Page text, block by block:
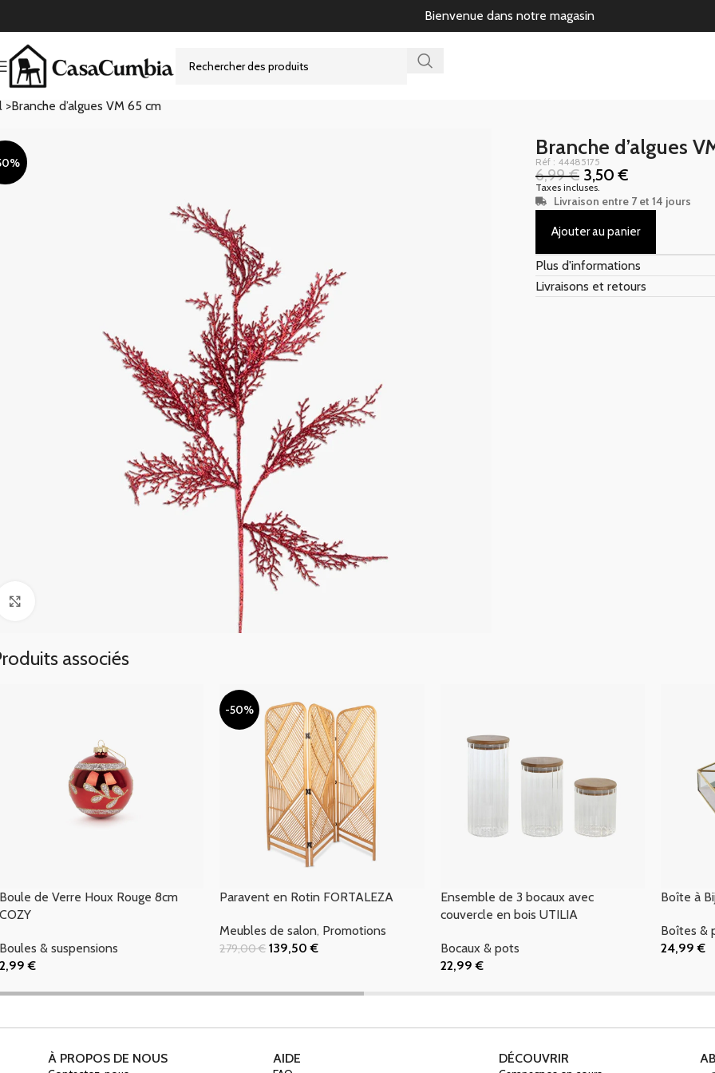
Bienvenue dans notre magasin
>Branche d’algues VM 65 cm
Branche d’algues
Réf : 44485175
6,99€ 3,50€
Taxes incluses.
Livraison entre 7 et 14 jours
Ajouter au panier
Plus d'informations
Livraisons et retours
associés
Boule de Verre Houx Rouge 8cm
COZY
Boules & suspensions
2,99€
-50%
Paravent en Rotin FORTALEZA
Meubles de salon, Promotions
279,00€ 139,50€
Ensemble de 3 bocaux avec
couvercle en bois UTILIA
Bocaux & pots
22,99€
Boîte à
Boîtes &
24,99€
À PROPOS DE NOUS AIDE DÉCOUVRIR